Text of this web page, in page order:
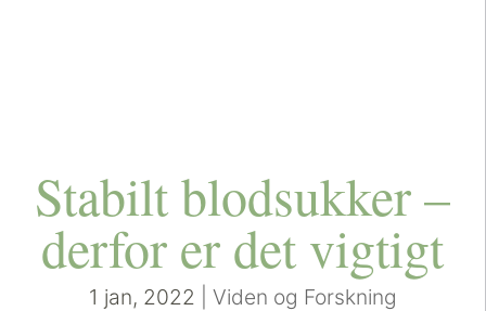
Stabilt blodsukker –
derfor er det vigtigt
1 jan, 2022 Viden og Forskning